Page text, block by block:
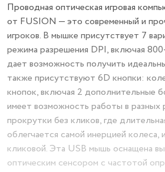
Проводная оптическая игровая
от FUSION — это современный и
игроков. В мышке присутствует 7
режима разрешения DPI, включая
дает возможность получить
также присутствуют 6D кнопки:
кнопок, включая 2 дополнительные
имеет возможность работы в разных
прокрутки без кликов, где
облегчается самой инерцией колеса,
кликовой. Эта USB мышь оснащена
оптическим сенсором с частотой